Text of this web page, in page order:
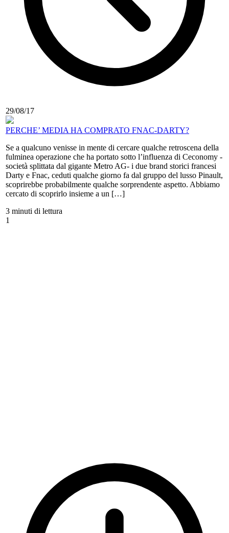
29/08/17
PERCHE’ MEDIA HA COMPRATO FNAC-DARTY?
Se a qualcuno venisse in mente di cercare qualche retroscena della
fulminea operazione che ha portato sotto l’influenza di Ceconomy -
società splittata dal gigante Metro AG- i due brand storici francesi
Darty e Fnac, ceduti qualche giorno fa dal gruppo del lusso Pinault,
scoprirebbe probabilmente qualche sorprendente aspetto. Abbiamo
cercato di scoprirlo insieme a un […]
3 minuti di lettura
1